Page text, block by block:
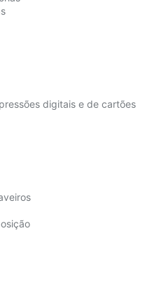
digitais e de cartões